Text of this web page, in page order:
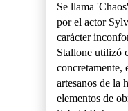
Se llama
por el actor
carácter
Stallone utilizó
concretamente,
artesanos de la
elementos de